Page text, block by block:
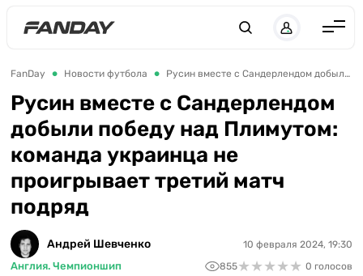
Англия
Испания
Германия
Италия
Франция
Украина
ЛЧ
FanDay Новости футбола Русин вместе с Сандерлендом добыли победу над Плимутом: команда украинца не проигрывает третий матч подряд
Русин вместе с Сандерлендом
добыли победу над Плимутом:
команда украинца не
проигрывает третий матч
подряд
Андрей Шевченко
Англия. Чемпионшип
10 февраля 2024, 19:30
855★★★★★
★★★★★ 0 голосов